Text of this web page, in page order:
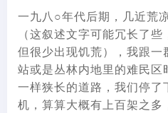
一九八○年代后期，几近荒
（这叙述文字可能冗长了
但很少出现饥荒），我跟
站或是丛林内地里的难民
一样狭长的道路，我们停
机，算算大概有上百架之